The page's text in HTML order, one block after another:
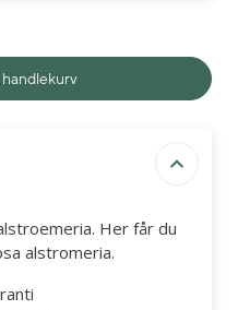
handlekurv
Her får du
alstromeria.